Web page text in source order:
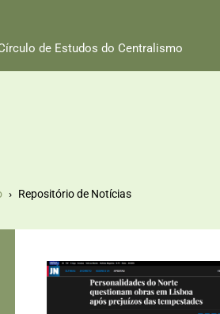
de Estudos do Centralismo
Repositório de Notícias
Página
Página
Página
Página
Página